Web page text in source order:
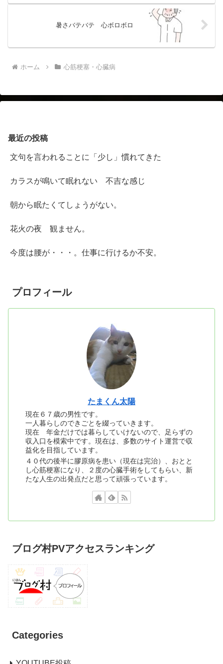
暑さバテバテ 心ボロボロ
ホーム 心筋梗塞・心臓病
最近の投稿
文句を言われることに「少し」慣れてきた
カラスが鳴いて眠れない 不吉な感じ
朝から眠たくてしょうがない。
花火の夜 観ません。
今度は腰が・・・。仕事に行けるか不安。
プロフィール
たまくん太陽
現在６７歳の男性です。
一人暮らしのできごとを綴っていきます。
現在 年金だけでは暮らしていけないので、足らずの
収入口を模索中です。現在は、多数のサイト運営で収
益化を目指しています。
４０代の後半に膠原病を患い（現在は完治）、おとと
し心筋梗塞になり、２度の心臓手術をしてもらい、新
たな人生の出発点だと思って頑張っています。
ブログ村PVアクセスランキング
Categories